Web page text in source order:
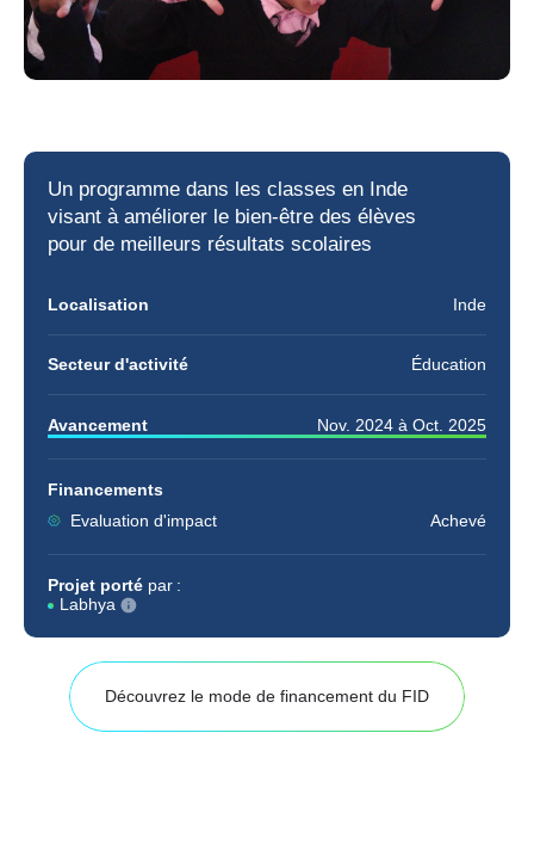
Un programme dans les classes en Inde
visant à améliorer le bien-être des élèves
pour de meilleurs résultats scolaires
Localisation Inde
Secteur d'activité Éducation
Avancement Nov. 2024 à Oct. 2025
Financements
Evaluation d'impact
Achevé
Projet porté par :
Labhya
Découvrez le mode de financement du FID